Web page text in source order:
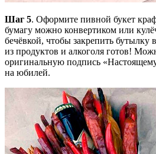
Шаг 5. Оформите пивной букет
бумагу можно конвертиком или
бечёвкой, чтобы закрепить бутылку
из продуктов и алкоголя готов!
оригинальную подпись
на юбилей.